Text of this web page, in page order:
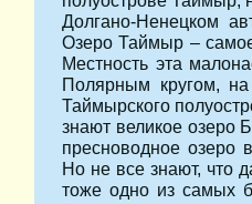
Долгано-Ненецком
Озеро Таймыр –
Местность эта
Полярным кругом,
Таймырского
знают великое озеро
пресноводное озеро
Но не все знают, что
тоже одно из самых